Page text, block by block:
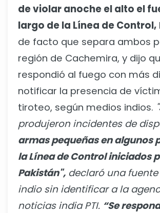
de violar anoche el alto el
largo de la Línea de Control,
de facto que separa ambos
región de Cachemira, y dijo
respondió al fuego con más
notificar la presencia de
tiroteo, según medios indios.
produjeron incidentes de
armas pequeñas en algunos
la Línea de Control iniciados
Pakistán", declaró una
indio sin identificar a la
noticias india PTI. “Se